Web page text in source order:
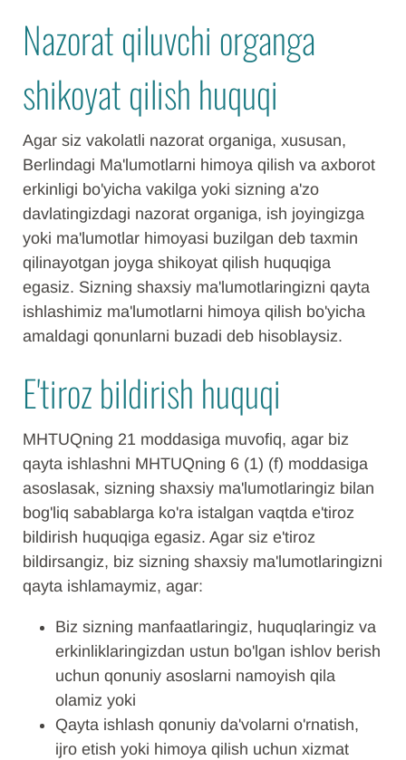
Nazorat qiluvchi organga
shikoyat qilish huquqi
Agar siz vakolatli nazorat organiga, xususan,
Berlindagi Ma'lumotlarni himoya qilish va axborot
erkinligi bo'yicha vakilga yoki sizning a'zo
davlatingizdagi nazorat organiga, ish joyingizga
yoki ma'lumotlar himoyasi buzilgan deb taxmin
qilinayotgan joyga shikoyat qilish huquqiga
egasiz. Sizning shaxsiy ma'lumotlaringizni qayta
ishlashimiz ma'lumotlarni himoya qilish bo'yicha
amaldagi qonunlarni buzadi deb hisoblaysiz.
E'tiroz bildirish huquqi
MHTUQning 21 moddasiga muvofiq, agar biz
qayta ishlashni MHTUQning 6 (1) (f) moddasiga
asoslasak, sizning shaxsiy ma'lumotlaringiz bilan
bog'liq sabablarga ko'ra istalgan vaqtda e'tiroz
bildirish huquqiga egasiz. Agar siz e'tiroz
bildirsangiz, biz sizning shaxsiy ma'lumotlaringizni
qayta ishlamaymiz, agar:
Biz sizning manfaatlaringiz, huquqlaringiz va
erkinliklaringizdan ustun bo'lgan ishlov berish
uchun qonuniy asoslarni namoyish qila
olamiz yoki
Qayta ishlash qonuniy da'volarni o'rnatish,
ijro etish yoki himoya qilish uchun xizmat